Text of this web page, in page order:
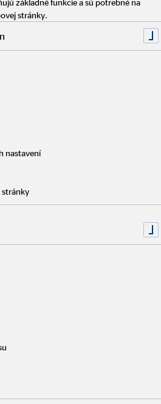
Allfinanz
základné funkcie a sú potrebné na
stránky.
nastavení
stránky